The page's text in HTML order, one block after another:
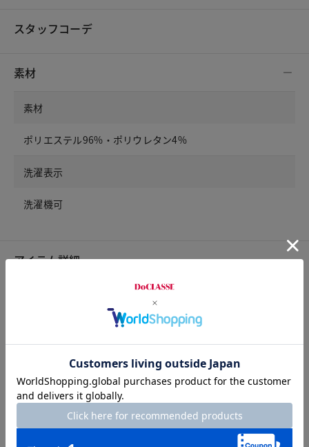
スタッフコーデ
素材
素材
ポリエステル96%・ポリウレタン4%
洗濯表示
洗濯機可
アイテム詳細
左右サイドポケット
ウエスト仕様